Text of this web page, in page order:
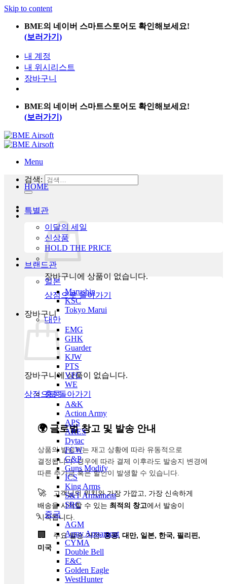
Skip to content
BME의 네이버 스마트스토어도 확인해보세요!
(보러가기)
내 계정
내 위시리스트
장바구니
BME의 네이버 스마트스토어도 확인해보세요!
(보러가기)
Menu
검색:
장바구니에 상품이 없습니다.
상점으로 돌아가기
장바구니
장바구니에 상품이 없습니다.
상점으로 돌아가기
🌍 글로벌 창고 및 발송 안내
상품의 발송지는 재고 상황에 따라 유동적으로
결정됩니다. 경우에 따라 결제 이후라도 발송지 변경에
따른 추가금 혹은 할인이 발생할 수 있습니다.
🚀
고객님의 위치와 가장 가깝고, 가장 신속하게
배송을 시작할 수 있는 최적의 창고에서 발송이
시작됩니다.
🏢 주요 발송 거점:홍콩, 대만, 일본, 한국, 필리핀,
미국
HOME
특별관
이달의 세일
신상품
HOLD THE PRICE
브랜드관
일본
Marushin
KSC
Tokyo Marui
대만
EMG
GHK
Guarder
KJW
PTS
VFC
WE
홍콩
A&K
Action Army
APS
ARES
Dytac
FCW
G&P
Guns Modify
ICS
King Arms
S&T Armament
SRC
중국
AGM
Army Armament
CYMA
Double Bell
E&C
Golden Eagle
WestHunter